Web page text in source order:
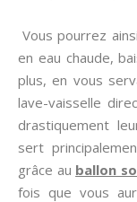
Vous pourrez
en eau chaude,
plus, en vous
lave-vaisselle
drastiquement
sert
grâce au ballon
fois que vous